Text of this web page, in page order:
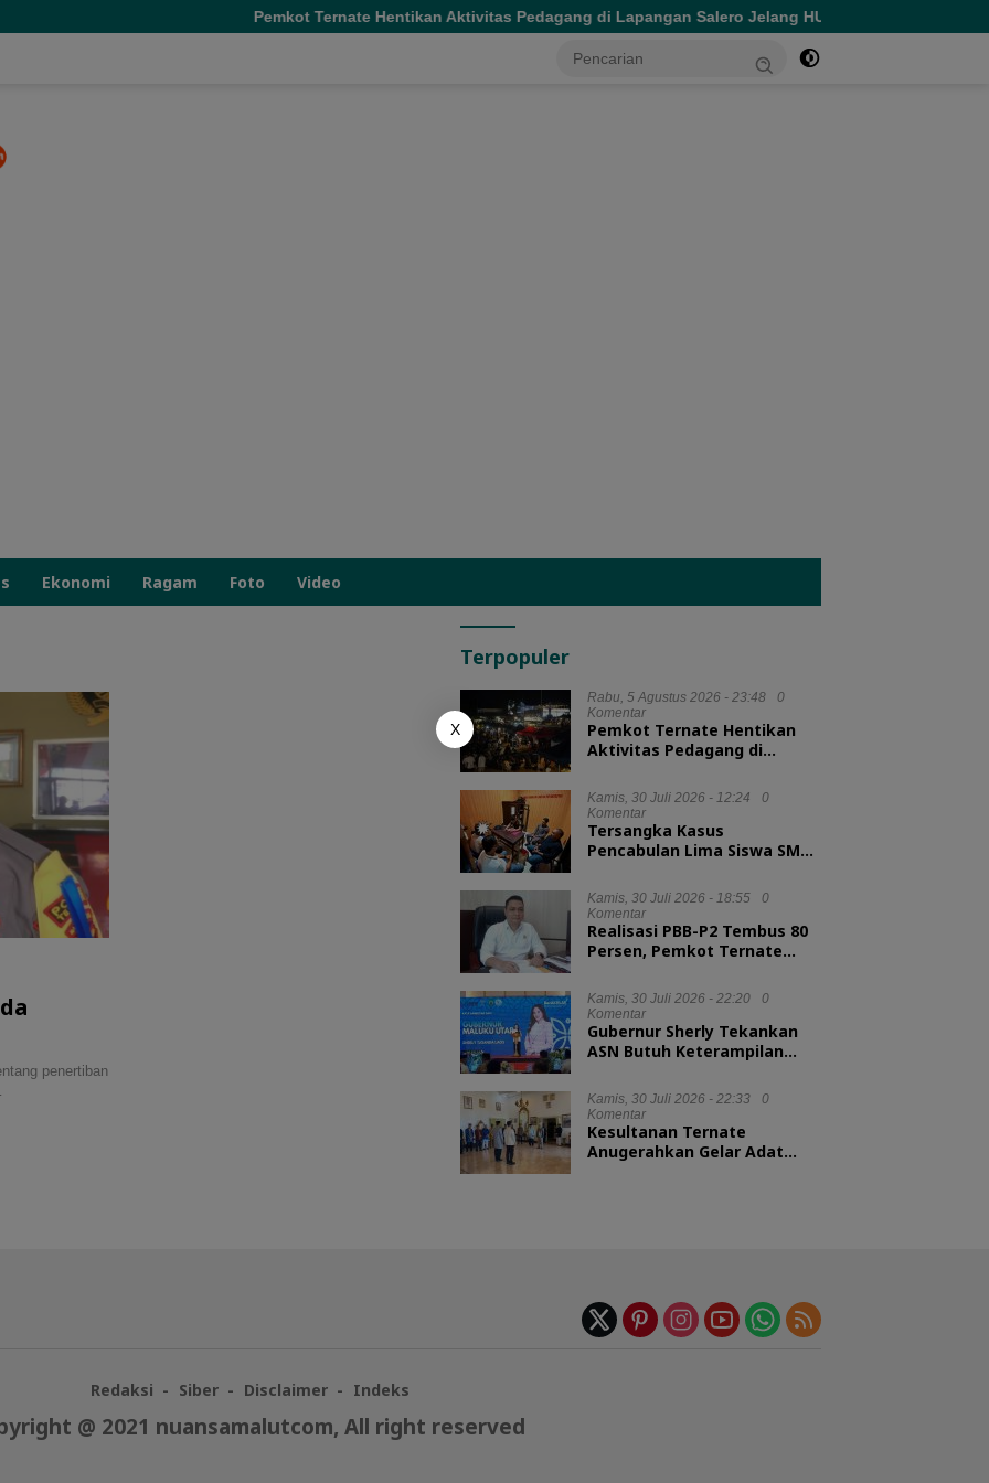
Pemkot Ternate Hentikan Aktivitas Pedagang di Lapangan Salero Jelang HUT RI
Ekonomi Ragam Foto Video
penertiban
Terpopuler
Rabu, 5 Agustus 2026 - 23:48
0
Komentar
Pemkot Ternate Hentikan
Aktivitas Pedagang di
RI
Kamis, 30 Juli 2026 - 12:24
0
Komentar
Tersangka Kasus
Pencabulan Lima Siswa SMA
Morotai
Kamis, 30 Juli 2026 - 18:55
0
Komentar
Realisasi PBB-P2 Tembus 80
Persen, Pemkot Ternate
Kamis, 30 Juli 2026 - 22:20
0
Komentar
Gubernur Sherly Tekankan
ASN Butuh Keterampilan
Kamis, 30 Juli 2026 - 22:33
0
Komentar
Kesultanan Ternate
Anugerahkan Gelar Adat
Redaksi Siber Disclaimer Indeks
@ 2021 nuansamalutcom, All right reserved
X